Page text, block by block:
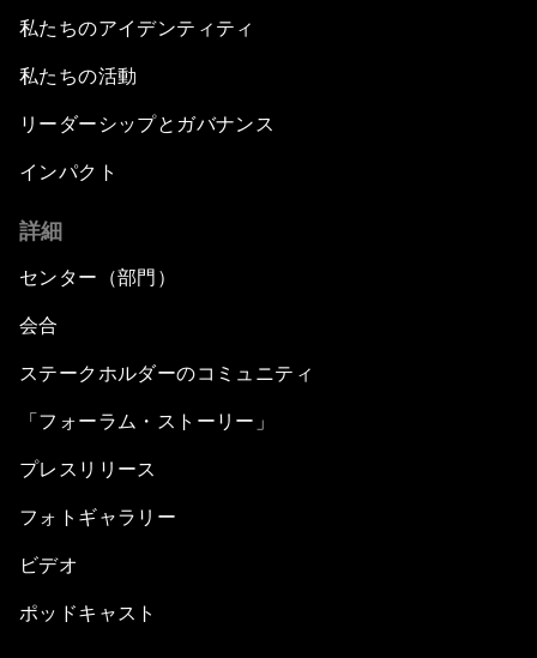
私たちのアイデンティティ
私たちの活動
リーダーシップとガバナンス
インパクト
詳細
センター（部門）
会合
ステークホルダーのコミュニティ
「フォーラム・ストーリー」
プレスリリース
フォトギャラリー
ビデオ
ポッドキャスト